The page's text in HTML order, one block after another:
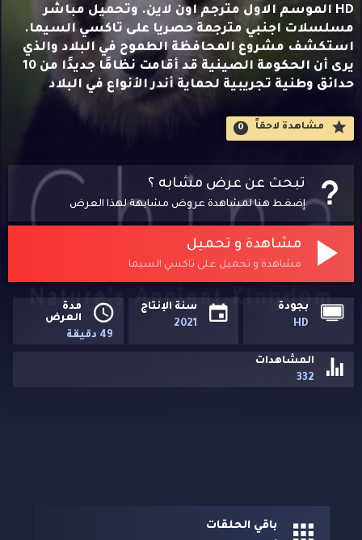
HD الموسم الاول مترجم اون لاين. وتحميل مباشر
مسلسلات اجنبي مترجمة حصريا على تاكسي السيما.
استكشف مشروع المحافظة الطموح في البلاد والذي
يرى أن الحكومة الصينية قد أقامت نظامًا جديدًا من 10
حدائق وطنية تجريبية لحماية أندر الأنواع في البلاد
مشاهدة لاحقاََ 0
تبحث عن عرض مشابه ؟
إضغط هنا لمشاهدة عروض مشابهة لهذا العرض
مشاهدة و تحميل
مشاهدة و تحميل على تاكسي السيما
بجودة
HD
سنة الإنتاج
2021
مدة
العرض
49 دقيقة
المشاهدات
332
باقي الحلقات